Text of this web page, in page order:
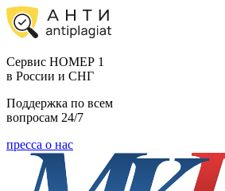
Cервис НОМЕР 1
в России и СНГ
Поддержка по всем
вопросам 24/7
пресса о нас